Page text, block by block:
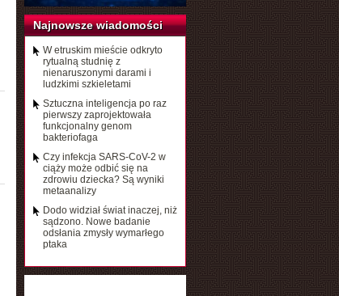
Najnowsze wiadomości
W etruskim mieście odkryto
rytualną studnię z
nienaruszonymi darami i
ludzkimi szkieletami
Sztuczna inteligencja po raz
pierwszy zaprojektowała
funkcjonalny genom
bakteriofaga
Czy infekcja SARS-CoV-2 w
ciąży może odbić się na
zdrowiu dziecka? Są wyniki
metaanalizy
Dodo widział świat inaczej, niż
sądzono. Nowe badanie
odsłania zmysły wymarłego
ptaka